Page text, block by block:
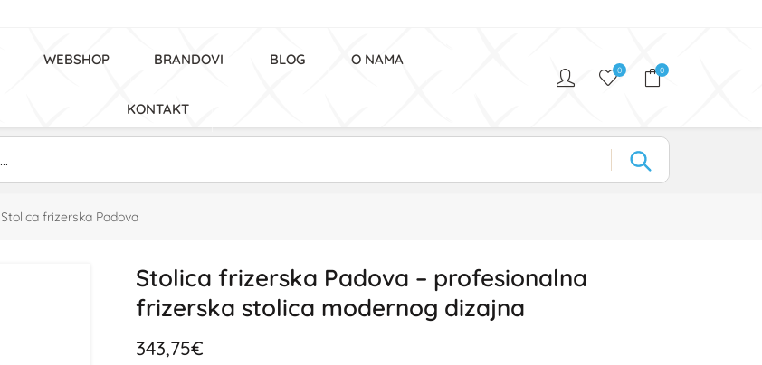
WEBSHOP BRANDOVI BLOG O NAMA
KONTAKT
0 0
Stolica frizerska Padova
Stolica frizerska Padova – profesionalna
frizerska stolica modernog dizajna
343,75€